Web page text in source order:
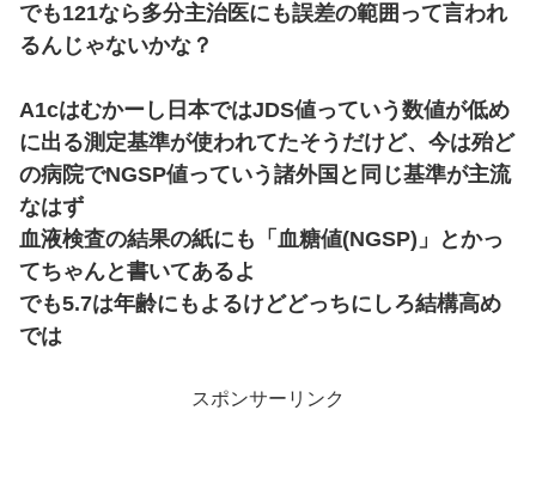
でも121なら多分主治医にも誤差の範囲って言われ
るんじゃないかな？
A1cはむかーし日本ではJDS値っていう数値が低め
に出る測定基準が使われてたそうだけど、今は殆ど
の病院でNGSP値っていう諸外国と同じ基準が主流
なはず
血液検査の結果の紙にも「血糖値(NGSP)」とかっ
てちゃんと書いてあるよ
でも5.7は年齢にもよるけどどっちにしろ結構高め
では
スポンサーリンク